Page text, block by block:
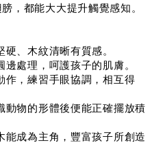
，都能大大提升觸覺感知。
、木紋清晰有質感。
處理，呵護孩子的肌膚。
，練習手眼協調，相互得
物的形體後便能正確擺放積
成為主角，豐富孩子所創造